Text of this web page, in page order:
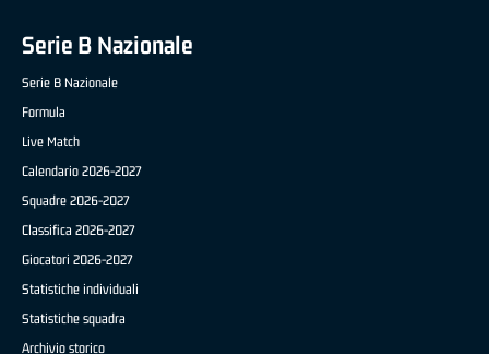
Serie B Nazionale
Serie B Nazionale
Formula
Live Match
Calendario 2026-2027
Squadre 2026-2027
Classifica 2026-2027
Giocatori 2026-2027
Statistiche individuali
Statistiche squadra
Archivio storico